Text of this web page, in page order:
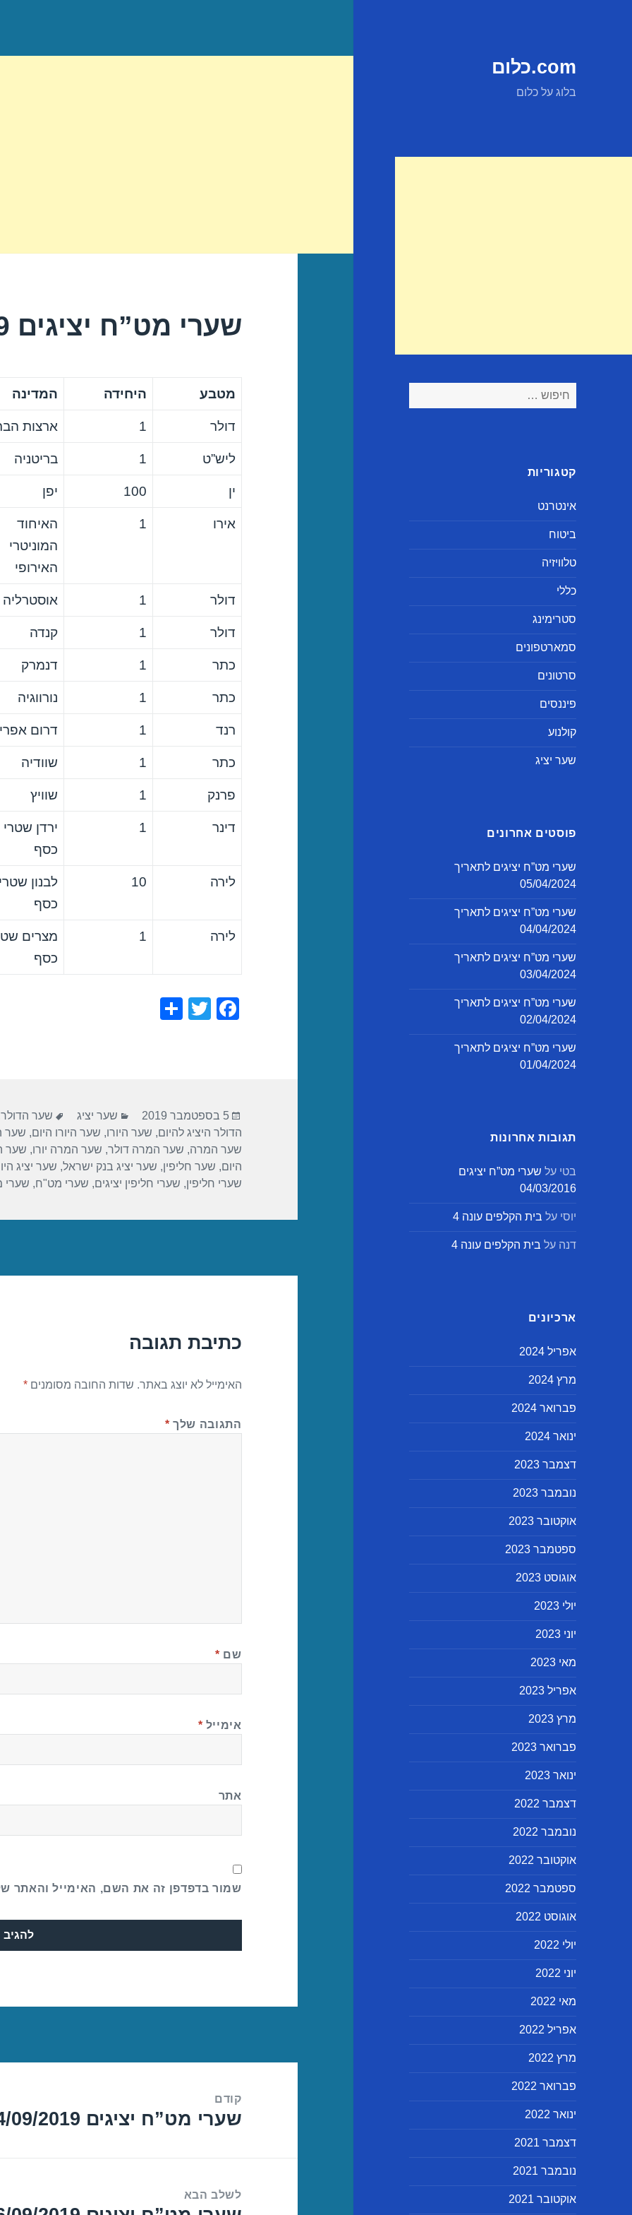
com.כלום
בלוג על כלום
חיפוש:
קטגוריות
אינטרנט
ביטוח
טלוויזיה
כללי
סטרימינג
סמארטפונים
סרטונים
פיננסים
קולנוע
שער יציג
פוסטים אחרונים
שערי מט”ח יציגים לתאריך
05/04/2024
שערי מט”ח יציגים לתאריך
04/04/2024
שערי מט”ח יציגים לתאריך
03/04/2024
שערי מט”ח יציגים לתאריך
02/04/2024
שערי מט”ח יציגים לתאריך
01/04/2024
תגובות אחרונות
בטי על שערי מט”ח יציגים
04/03/2016
יוסי על בית הקלפים עונה 4
דנה על בית הקלפים עונה 4
ארכיונים
אפריל 2024
מרץ 2024
פברואר 2024
ינואר 2024
דצמבר 2023
נובמבר 2023
אוקטובר 2023
ספטמבר 2023
אוגוסט 2023
יולי 2023
יוני 2023
מאי 2023
אפריל 2023
מרץ 2023
פברואר 2023
ינואר 2023
דצמבר 2022
נובמבר 2022
אוקטובר 2022
ספטמבר 2022
אוגוסט 2022
יולי 2022
יוני 2022
מאי 2022
אפריל 2022
מרץ 2022
פברואר 2022
ינואר 2022
דצמבר 2021
נובמבר 2021
אוקטובר 2021
שערי מט”ח יציגים 05/09/2019
מטבע היחידה המדינה
דולר 1 ארצות
ליש”ט 1 בריטניה
ין 100 יפן
אירו 1
האיחוד
המוניטרי
האירופי
דולר 1 אוסטרליה
דולר 1 קנדה
כתר 1 דנמרק
כתר 1 נורווגיה
רנד 1 דרום
כתר 1 שוודיה
פרנק 1 שוויץ
דינר 1
ירדן שטרי
כסף
לירה 10
לבנון
כסף
לירה 1
מצרים
כסף
F
o
o
k
T
פורסם
בתאריך
5 בספטמבר 2019 קטגוריות
שער יציג תגיות
שער הדולר
הדולר היציג להיום, שער היורו, שער היורו היום, שער
שער המרה, שער המרה דולר, שער המרה יורו, שער
היום, שער חליפין, שער יציג בנק ישראל, שער יציג
שערי חליפין, שערי חליפין יציגים, שערי מט"ח, שערי
כתיבת תגובה
האימייל לא יוצג באתר. שדות החובה מסומנים*
התגובה שלך *
שם *
אימייל *
אתר
שמור בדפדפן זה את השם, האימייל והאתר
קודם
הפוסט
שערי מט”ח יציגים 04/09/2019
לשלב הבא